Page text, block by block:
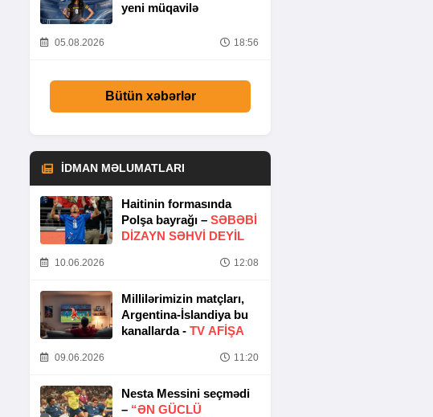
yeni müqavilə
05.08.2026 18:56
Bütün xəbərlər
İDMAN MƏLUMATLARI
Haitinin formasında
Polşa bayrağı – SƏBƏBI
DIZAYN SƏHVI DEYIL
10.06.2026 12:08
Millilərimizin matçları,
Argentina-İslandiya bu
kanallarda - TV AFİŞA
09.06.2026 11:20
Nesta Messini seçmədi
– “ƏN GÜCLÜ